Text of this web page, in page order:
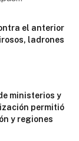
el anterior
ladrones
ministerios y
permitió
y regiones